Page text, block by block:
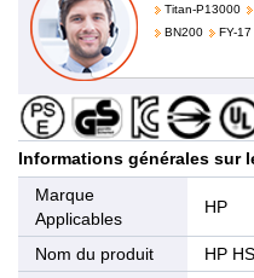
Titan-P13000
BN200
FY-17
Informations générales sur
Marque
Applicables
HP
Nom du produit
HP